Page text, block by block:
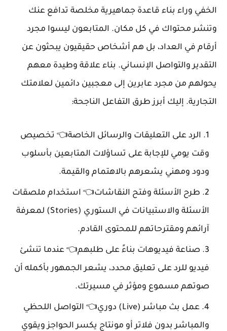
الخفي وراء بناء قاعدة جماهيرية مخلصة تدافع عنك
وتنشر محتواك في كل مكان. المتابعون ليسوا مجرد
أرقام في العداد، بل هم أشخاص حقيقيون يبحثون عن
التقدير والتواصل الإنساني. بناء علاقة وطيدة معهم
يحولهم من مجرد عابرين إلى معجبين دائمين لعلامتك
التجارية. إليك أبرز طرق التفاعل الناجحة:
الرد على التعليقات والرسائل الخاصة👈 تخصيص
وقت يومي للإجابة على تساؤلات المتابعين بأسلوب
ودود ومهني يشعرهم بالاهتمام والقيمة.
طرح الأسئلة وفتح النقاشات👈 استخدام ملصقات
الأسئلة والاستبيانات في الستوري (Stories) لمعرفة
آرائهم ومقترحاتهم للمحتوى القادم.
صناعة فيديوهات بناءً على طلبهم👈 عندما تنشئ
فيديو للرد على تعليق محدد، يشعر الجمهور بأكمله أن
صوتهم مسموع ومؤثر في مسيرتك.
عمل بث مباشر (Live) دوري👈 التواصل اللحظي
والمباشر بدون فلاتر أو مونتاج يكسر الحواجز ويقوي